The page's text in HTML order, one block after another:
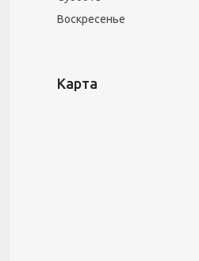
Воскресенье
Карта